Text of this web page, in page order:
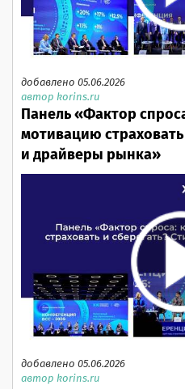
добавлено 05.06.2026
автор korins.ru
Панель «Фактор
мотивацию
и драйверы рынка»
добавлено 05.06.2026
автор korins.ru